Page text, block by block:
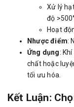
Xử lý
độ
Hoạt
Nhược điểm:
Ứng dụng:
chất hoặc
tối ưu hóa.
Kết Luận: